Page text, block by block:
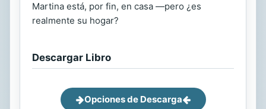
Martina está, por fin, en casa —pero ¿es
realmente su hogar?
Descargar Libro
Opciones de Descarga